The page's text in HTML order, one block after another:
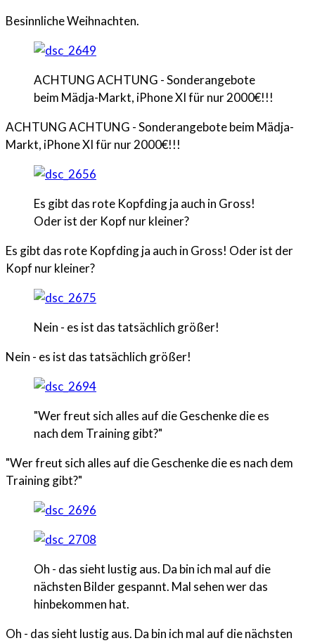
Besinnliche Weihnachten.
ACHTUNG ACHTUNG - Sonderangebote
beim Mädja-Markt, iPhone XI für nur 2000€!!!
ACHTUNG ACHTUNG - Sonderangebote beim Mädja-
Markt, iPhone XI für nur 2000€!!!
Es gibt das rote Kopfding ja auch in Gross!
Oder ist der Kopf nur kleiner?
Es gibt das rote Kopfding ja auch in Gross! Oder ist der
Kopf nur kleiner?
Nein - es ist das tatsächlich größer!
Nein - es ist das tatsächlich größer!
"Wer freut sich alles auf die Geschenke die es
nach dem Training gibt?"
"Wer freut sich alles auf die Geschenke die es nach dem
Training gibt?"
Oh - das sieht lustig aus. Da bin ich mal auf die
nächsten Bilder gespannt. Mal sehen wer das
hinbekommen hat.
Oh - das sieht lustig aus. Da bin ich mal auf die nächsten